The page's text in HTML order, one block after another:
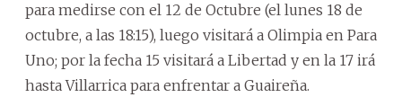
para medirse con el 12 de Octubre (el lunes 18 de
octubre, a las 18:15), luego visitará a Olimpia en Para
Uno; por la fecha 15 visitará a Libertad y en la 17 irá
hasta Villarrica para enfrentar a Guaireña.